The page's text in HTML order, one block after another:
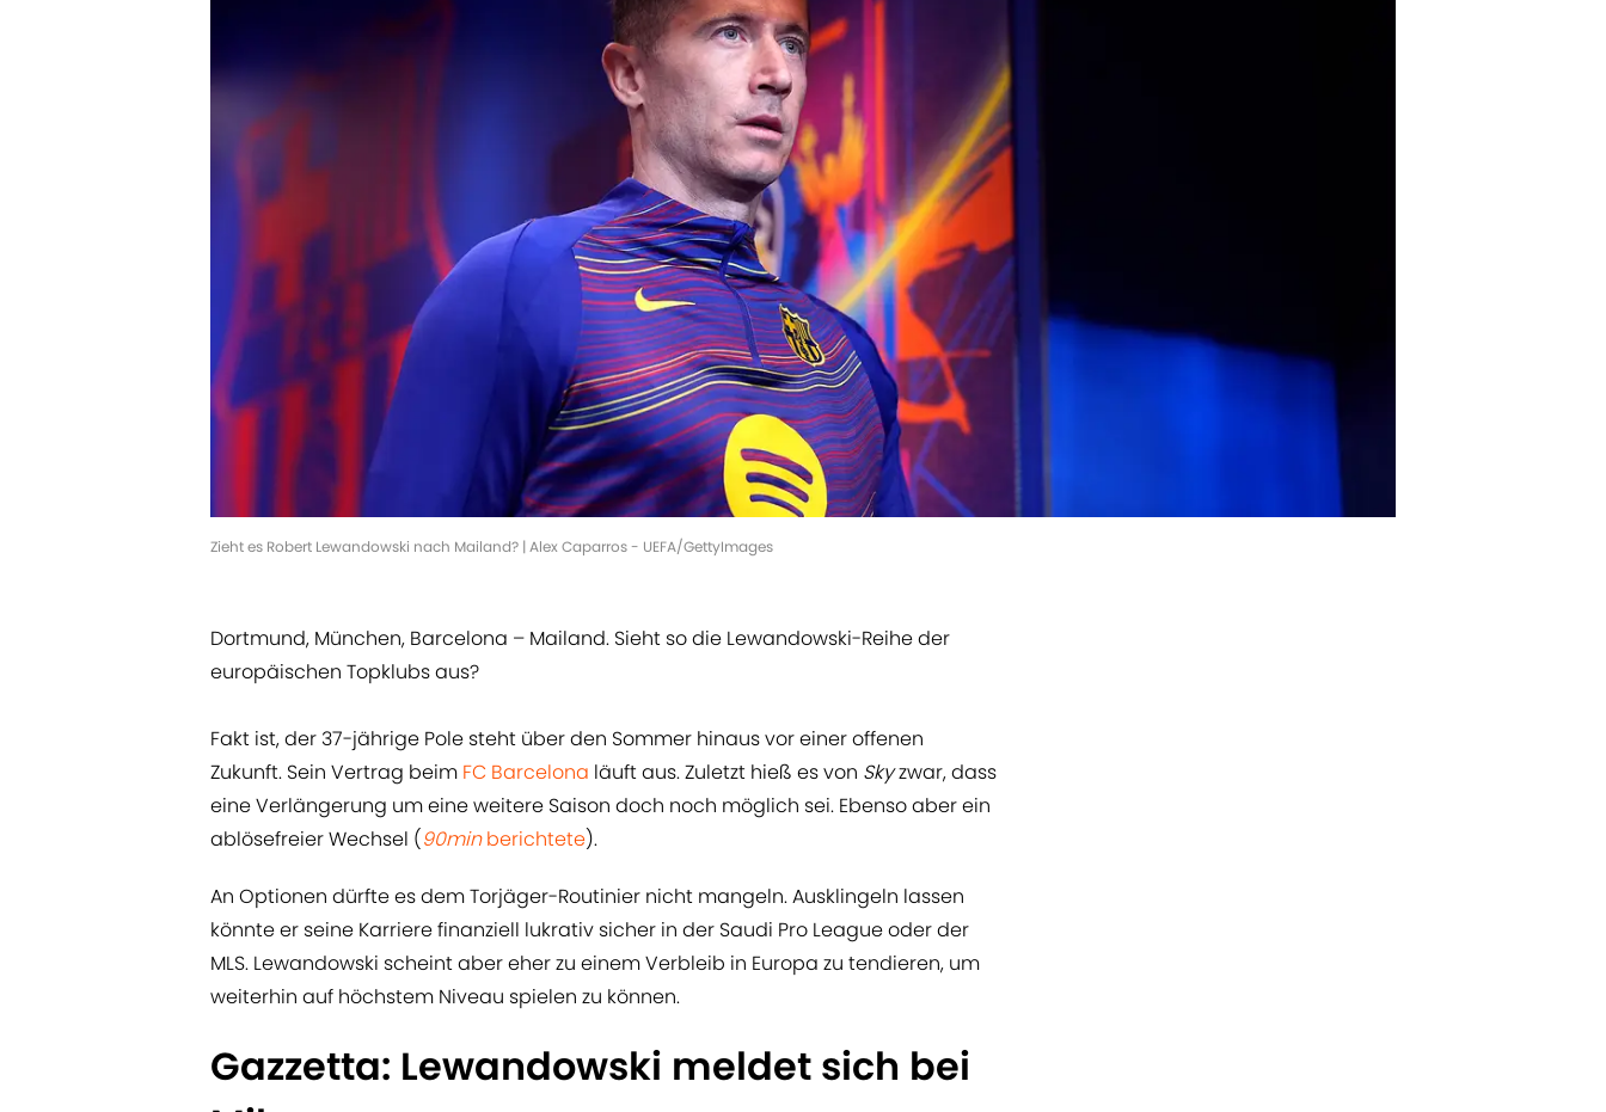
Zieht es Robert Lewandowski nach Mailand? | Alex Caparros - UEFA/GettyImages
Dortmund, München, Barcelona – Mailand. Sieht so die Lewandowski-Reihe der
europäischen Topklubs aus?
Fakt ist, der 37-jährige Pole steht über den Sommer hinaus vor einer offenen
Zukunft. Sein Vertrag beim FC Barcelona läuft aus. Zuletzt hieß es von Skyzwar, dass
eine Verlängerung um eine weitere Saison doch noch möglich sei. Ebenso aber ein
ablösefreier Wechsel (90minberichtete).
An Optionen dürfte es dem Torjäger-Routinier nicht mangeln. Ausklingeln lassen
könnte er seine Karriere finanziell lukrativ sicher in der Saudi Pro League oder der
MLS. Lewandowski scheint aber eher zu einem Verbleib in Europa zu tendieren, um
weiterhin auf höchstem Niveau spielen zu können.
Gazzetta: Lewandowski meldet sich bei